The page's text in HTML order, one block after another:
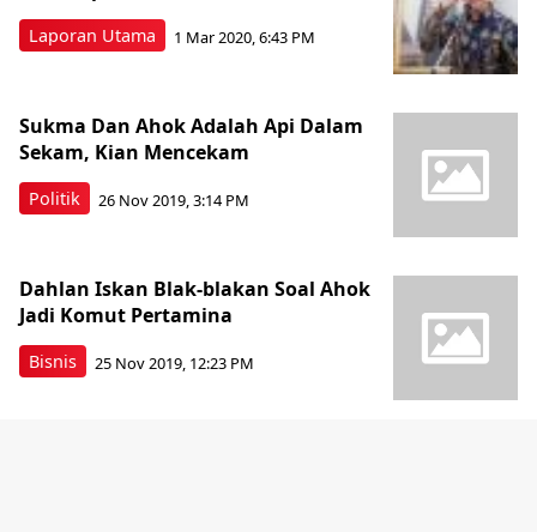
Laporan Utama 1 Mar 2020, 6:43 PM
Politik
Sukma Dan Ahok Adalah Api Dalam
Sekam, Kian Mencekam
26 Nov 2019, 3:14 PM
Bisnis
Dahlan Iskan Blak-blakan Soal Ahok
Jadi Komut Pertamina
25 Nov 2019, 12:23 PM